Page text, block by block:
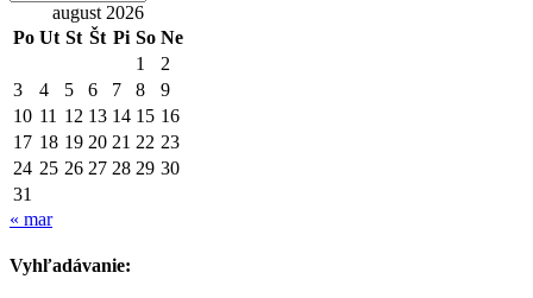
august 2026
Po Ut St Št Pi So Ne
1
2
3
4 5 6 7 8
9
10 11 12 13 14 15 16
17 18 19 20 21 22 23
24 25 26 27 28 29 30
31
« mar
Vyhľadávanie: